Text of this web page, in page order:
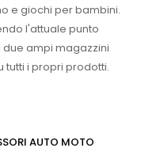
e giochi per bambini.
l'attuale punto
due ampi magazzini
tutti i propri prodotti.
AUTO MOTO